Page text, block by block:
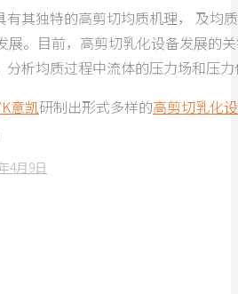
有其独特的高剪切均质机理， 及均
展。目前，高剪切乳化设备发展的
分析均质过程中流体的压力场和压
意凯研制出形式多样的高剪切乳化
4月9日